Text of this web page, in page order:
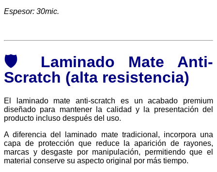
Espesor: 30mic.
🛡️ Laminado Mate Anti-
Scratch (alta resistencia)
El laminado mate anti-scratch es un acabado premium
diseñado para mantener la calidad y la presentación del
producto incluso después del uso.
A diferencia del laminado mate tradicional, incorpora una
capa de protección que reduce la aparición de rayones,
marcas y desgaste por manipulación, permitiendo que el
material conserve su aspecto original por más tiempo.